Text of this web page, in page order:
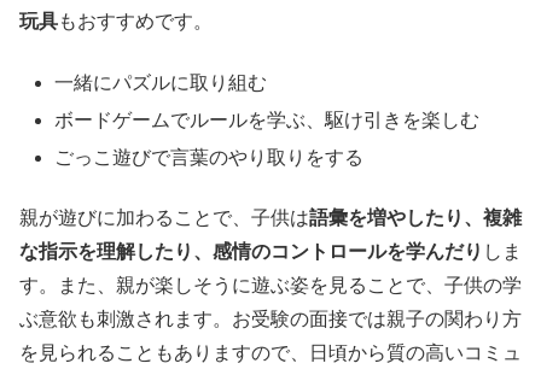
玩具もおすすめです。
一緒にパズルに取り組む
ボードゲームでルールを学ぶ、駆け引きを楽しむ
ごっこ遊びで言葉のやり取りをする
親が遊びに加わることで、子供は語彙を増やしたり、複雑
な指示を理解したり、感情のコントロールを学んだり しま
す。また、親が楽しそうに遊ぶ姿を見ることで、子供の学
ぶ意欲も刺激されます。お受験の面接では親子の関わり方
を見られることもありますので、日頃から質の高いコミュ